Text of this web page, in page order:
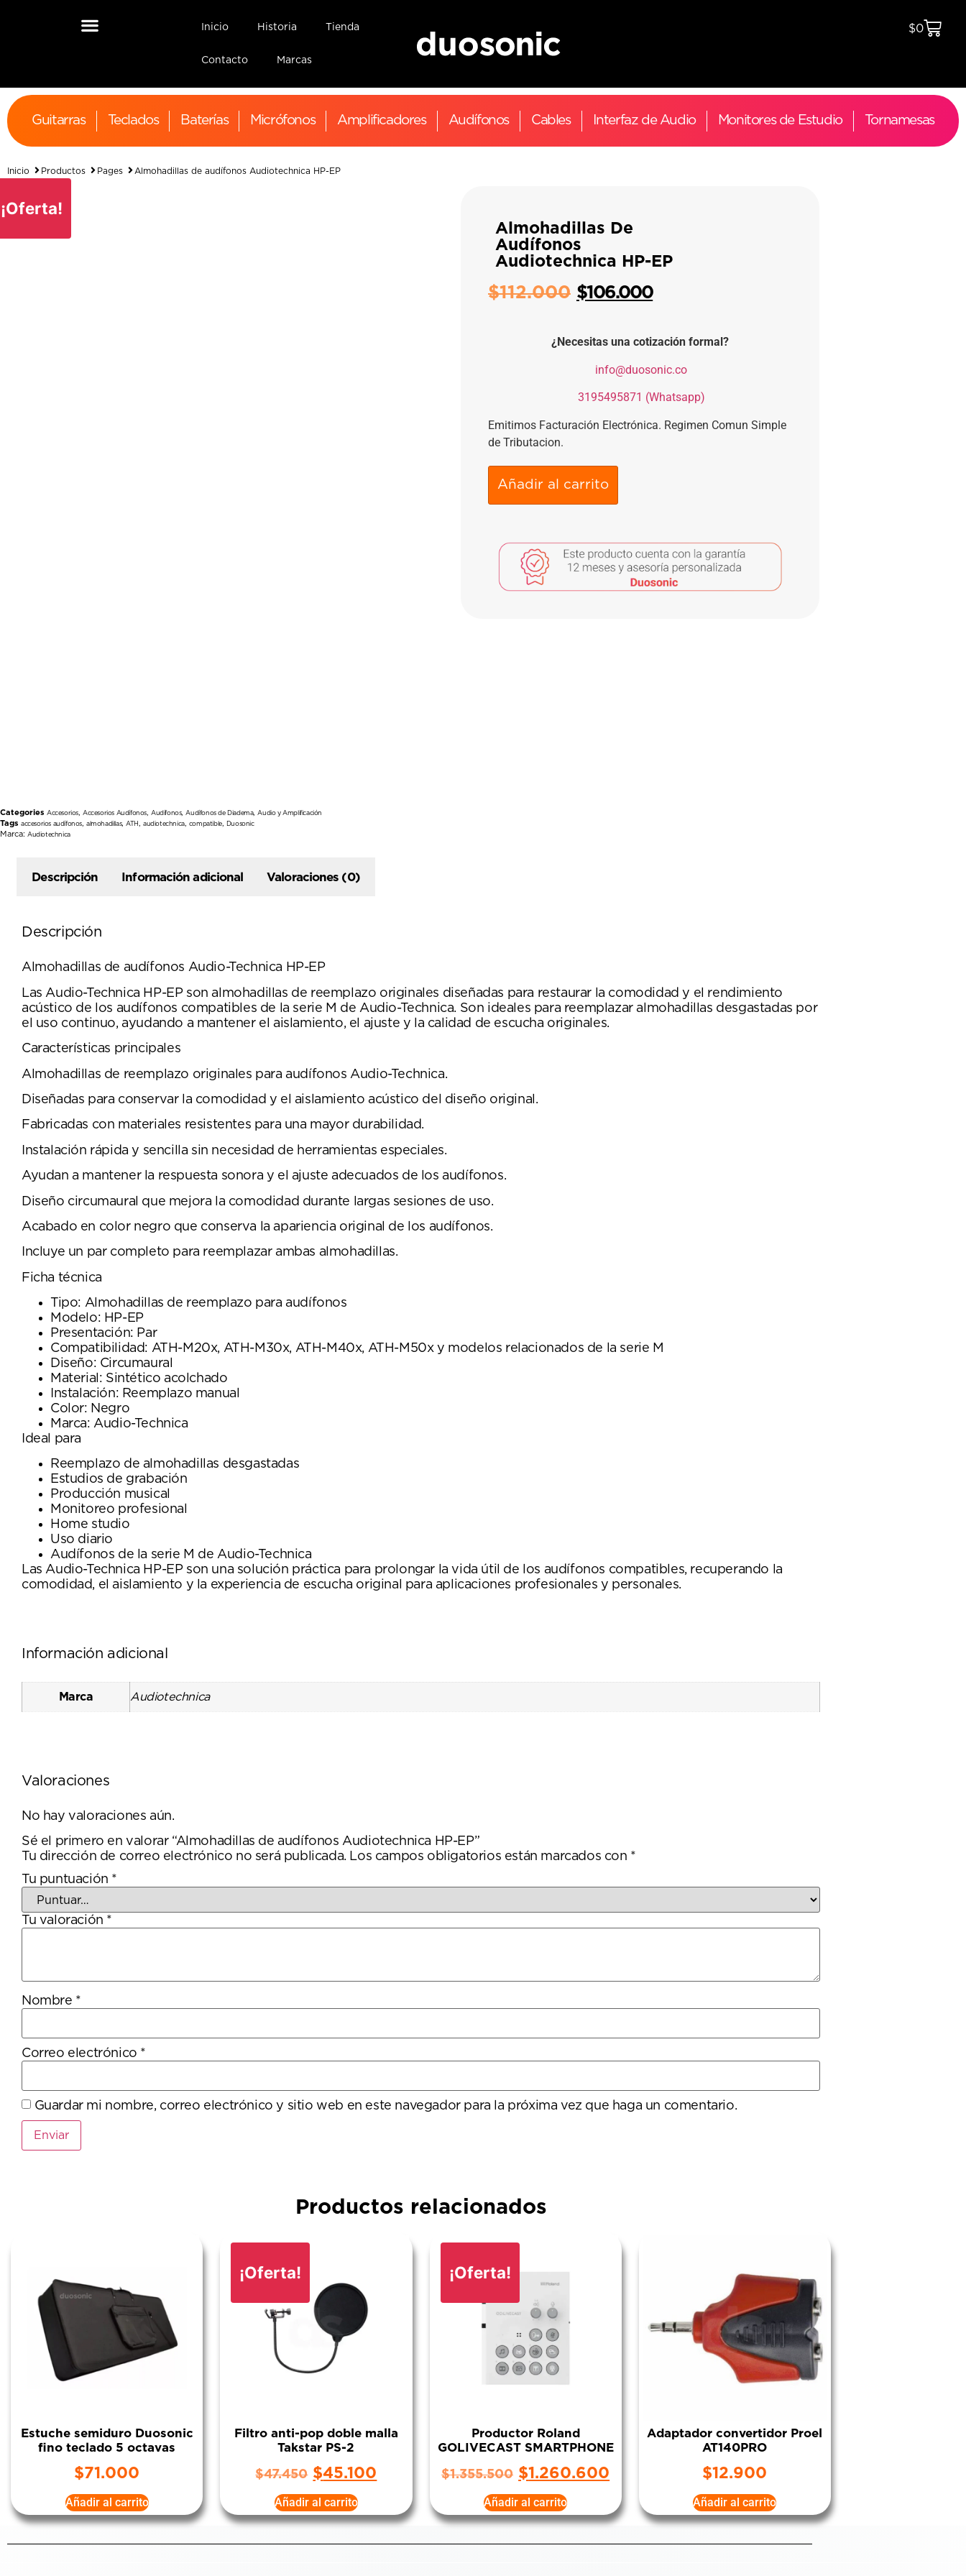
Inicio Historia Tienda
Contacto Marcas
$0
Guitarras Teclados Baterías Micrófonos Amplificadores Audífonos Cables Interfaz de Audio Monitores de Estudio Tornamesas
Inicio Productos Pages Almohadillas de audífonos Audiotechnica HP-EP
¡Oferta!
Categories Accesorios, Accesorios Audífonos, Audífonos,Audífonos de Diadema,Audio y Amplificación
Tags accesorios audífonos, almohadillas,ATH,audiotechnica, compatible, Duosonic
Marca: Audiotechnica
Almohadillas De
Audífonos
Audiotechnica HP-EP
$112.000 $106.000
¿Necesitas una cotización formal?
info@duosonic.co
3195495871 (Whatsapp)
Emitimos Facturación Electrónica. Regimen Comun Simple
de Tributacion.
Añadir al carrito
Descripción Información adicional Valoraciones (0)
Descripción
Almohadillas de audífonos Audio-Technica HP-EP
Las Audio-Technica HP-EP son almohadillas de reemplazo originales diseñadas para restaurar la comodidad y el rendimiento
acústico de los audífonos compatibles de la serie M de Audio-Technica. Son ideales para reemplazar almohadillas desgastadas por
el uso continuo, ayudando a mantener el aislamiento, el ajuste y la calidad de escucha originales.
Características principales
Almohadillas de reemplazo originales para audífonos Audio-Technica.
Diseñadas para conservar la comodidad y el aislamiento acústico del diseño original.
Fabricadas con materiales resistentes para una mayor durabilidad.
Instalación rápida y sencilla sin necesidad de herramientas especiales.
Ayudan a mantener la respuesta sonora y el ajuste adecuados de los audífonos.
Diseño circumaural que mejora la comodidad durante largas sesiones de uso.
Acabado en color negro que conserva la apariencia original de los audífonos.
Incluye un par completo para reemplazar ambas almohadillas.
Ficha técnica
Tipo: Almohadillas de reemplazo para audífonos
Modelo: HP-EP
Presentación: Par
Compatibilidad: ATH-M20x, ATH-M30x, ATH-M40x, ATH-M50x y modelos relacionados de la serie M
Diseño: Circumaural
Material: Sintético acolchado
Instalación: Reemplazo manual
Color: Negro
Marca: Audio-Technica
Ideal para
Reemplazo de almohadillas desgastadas
Estudios de grabación
Producción musical
Monitoreo profesional
Home studio
Uso diario
Audífonos de la serie M de Audio-Technica
Las Audio-Technica HP-EP son una solución práctica para prolongar la vida útil de los audífonos compatibles, recuperando la
comodidad, el aislamiento y la experiencia de escucha original para aplicaciones profesionales y personales.
Información adicional
Marca Audiotechnica
Valoraciones
No hay valoraciones aún.
Sé el primero en valorar “Almohadillas de audífonos Audiotechnica HP-EP”
Tu dirección de correo electrónico no será publicada. Los campos obligatorios están marcados con *
Tu puntuación *
Tu valoración *
Nombre *
Correo electrónico *
Guardar mi nombre, correo electrónico y sitio web en este navegador para la próxima vez que haga un comentario.
Productos relacionados
Estuche semiduro Duosonic
fino teclado 5 octavas
$71.000
Añadir al carrito
¡Oferta!
Filtro anti-pop doble malla
Takstar PS-2
$47.450 $45.100
Añadir al carrito
¡Oferta!
Productor Roland
GOLIVECAST SMARTPHONE
$1.355.500 $1.260.600
Añadir al carrito
Adaptador convertidor Proel
AT140PRO
$12.900
Añadir al carrito